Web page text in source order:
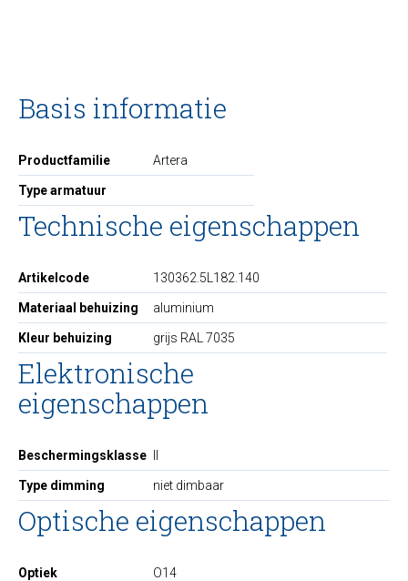
Basis informatie
Productfamilie Artera
Type armatuur
Technische eigenschappen
Artikelcode 130362.5L182.140
Materiaal behuizing aluminium
Kleur behuizing grijs RAL 7035
Elektronische
eigenschappen
Beschermingsklasse
Type dimming niet dimbaar
Optische eigenschappen
Optiek O14